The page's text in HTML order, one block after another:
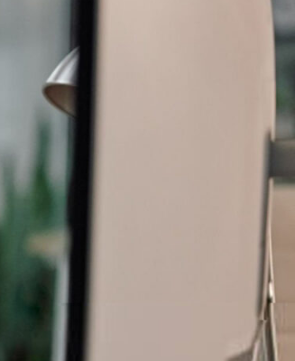
les Revenus 2025
27 mai 2025
Comments
Nouveautés fiscales pour